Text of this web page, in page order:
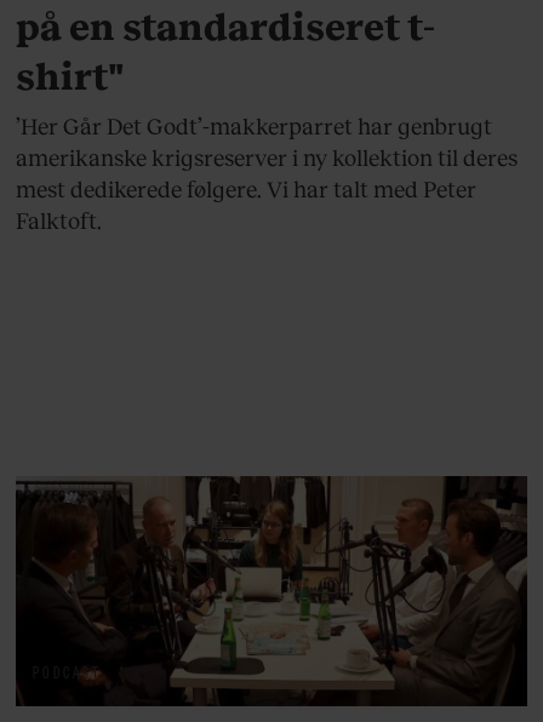
på en standardiseret t-
shirt"
’Her Går Det Godt’-makkerparret har genbrugt
amerikanske krigsreserver i ny kollektion til deres
mest dedikerede følgere. Vi har talt med Peter
Falktoft.
PODCAST